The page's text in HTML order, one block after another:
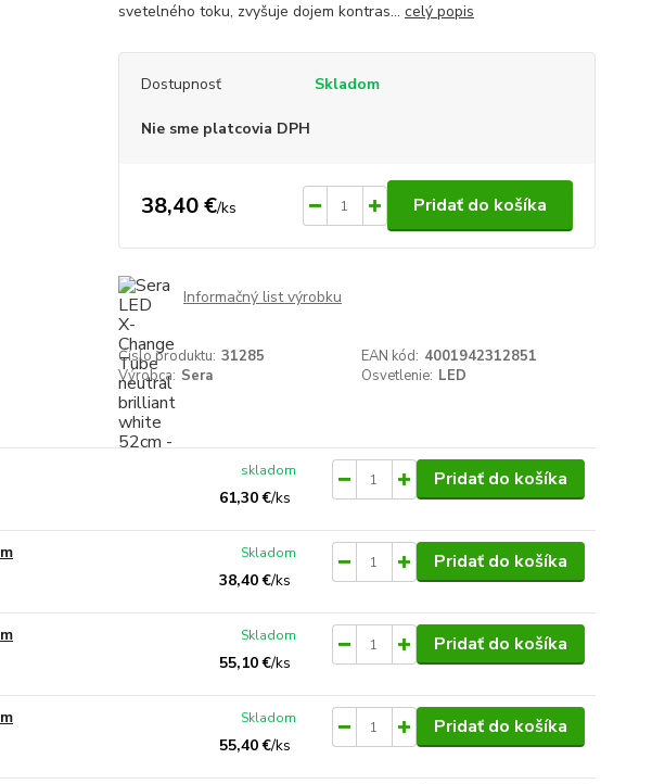
svetelného toku, zvyšuje dojem kontras... celý popis
Dostupnosť Skladom
Nie sme platcovia DPH
38,40 €/ks Pridať do košíka
Informačný list výrobku
Číslo produktu: 31285 EAN kód: 4001942312851
Výrobca: Sera Osvetlenie: LED
61,30 €/ks
skladom Pridať do košíka
38,40 €/ks
Skladom Pridať do košíka
55,10 €/ks
Skladom Pridať do košíka
55,40 €/ks
Skladom Pridať do košíka